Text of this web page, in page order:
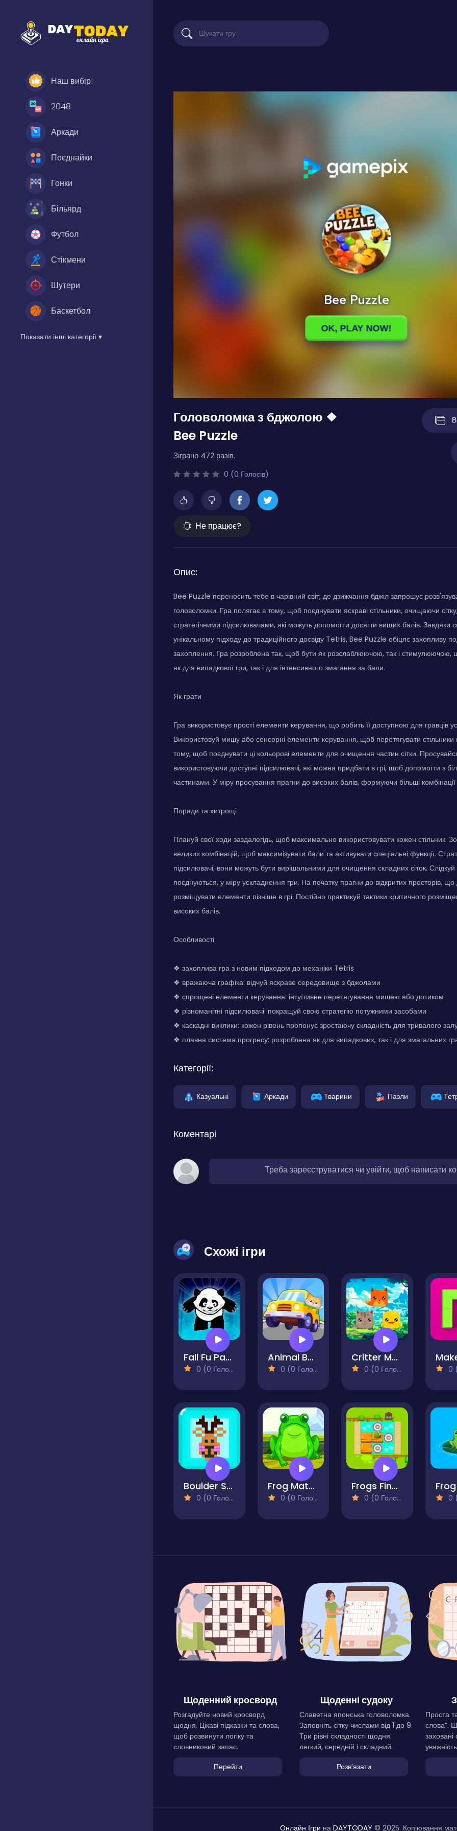
Наш вибір!
2048
Аркади
Поєднайки
Гонки
Більярд
Футбол
Стікмени
Шутери
Баскетбол
Показати інші категорії ▾
Головоломка з бджолою ❖
Bee Puzzle
Зіграно 472 разів.
0 (0 Голосів)
Не працює?
Опис:
Bee Puzzle переносить тебе в чарівний світ, де дзижчання бджіл запрошує
головоломки. Гра полягає в тому, щоб поєднувати яскраві стільники, очищаючи
стратегічними підсилювачами, які можуть допомогти досягти вищих балів. Завдяки
унікальному підходу до традиційного досвіду Tetris, Bee Puzzle обіцяє захопливу
захоплення. Гра розроблена так, щоб бути як розслаблюючою, так і стимулюючою,
як для випадкової гри, так і для інтенсивного змагання за бали.
Як грати
Гра використовує прості елементи керування, що робить її доступною для гравців
Використовуй мишу або сенсорні елементи керування, щоб перетягувати стільники
тому, щоб поєднувати ці кольорові елементи для очищення частин сітки.
використовуючи доступні підсилювачі, які можна придбати в грі, щоб допомогти з
частинами. У міру просування прагни до високих балів, формуючи більші комбінації
Поради та хитрощі
Плануй свої ходи заздалегідь, щоб максимально використовувати кожен стільник.
великих комбінацій, щоб максимізувати бали та активувати спеціальні функції.
підсилювачі; вони можуть бути вирішальними для очищення складних сіток.
поєднуються, у міру ускладнення гри. На початку прагни до відкритих просторів,
розміщувати елементи пізніше в грі. Постійно практикуй тактики критичного
високих балів.
Особливості
❖ захоплива гра з новим підходом до механіки Tetris
❖ вражаюча графіка: відчуй яскраве середовище з бджолами
❖ спрощені елементи керування: інтуїтивне перетягування мишею або дотиком
❖ різноманітні підсилювачі: покращуй свою стратегію потужними засобами
❖ каскадні виклики: кожен рівень пропонує зростаючу складність для тривалого
❖ плавна система прогресу: розроблена як для випадкових, так і для змагальних
Категорії:
Казуальні Аркади Тварини Пазли
Коментарі
Треба зареєструватися чи увійти, щоб написати
Схожі ігри
Fall Fu Panda
0 (0 Голосів)
Animal Bus Traffic Jam
0 (0 Голосів)
Critter Munch
0 (0 Голосів) 0
Boulder Snow
0 (0 Голосів)
Frog Match Master
0 (0 Голосів)
Frogs Find the Path
0 (0 Голосів) 0
Щоденний кросворд
Розгадуйте новий кросворд
щодня. Цікаві підказки та слова,
щоб розвинути логіку та
словниковий запас.
Перейти
Щоденні судоку
Славетна японська головоломка.
Заповніть сітку числами від 1 до 9.
Три рівні складності щодня:
легкий, середній і складний.
Розвʼязати
Проста
слова”.
заховані
Онлайн Ігри на DAYTODAY © 2025. Копіювання